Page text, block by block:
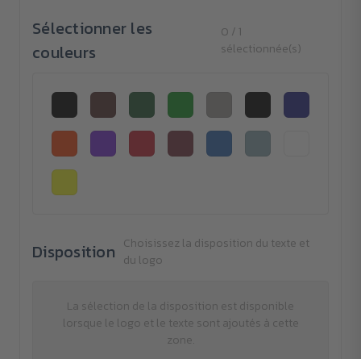
Sélectionner les
couleurs
0 / 1
sélectionnée(s)
Disposition Choisissez la disposition du texte et
du logo
La sélection de la disposition est disponible
lorsque le logo et le texte sont ajoutés à cette
zone.